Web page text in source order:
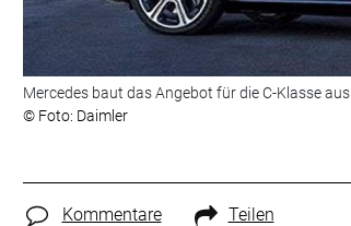
Mercedes baut das Angebot für die C-Klasse aus
© Foto: Daimler
Kommentare Teilen